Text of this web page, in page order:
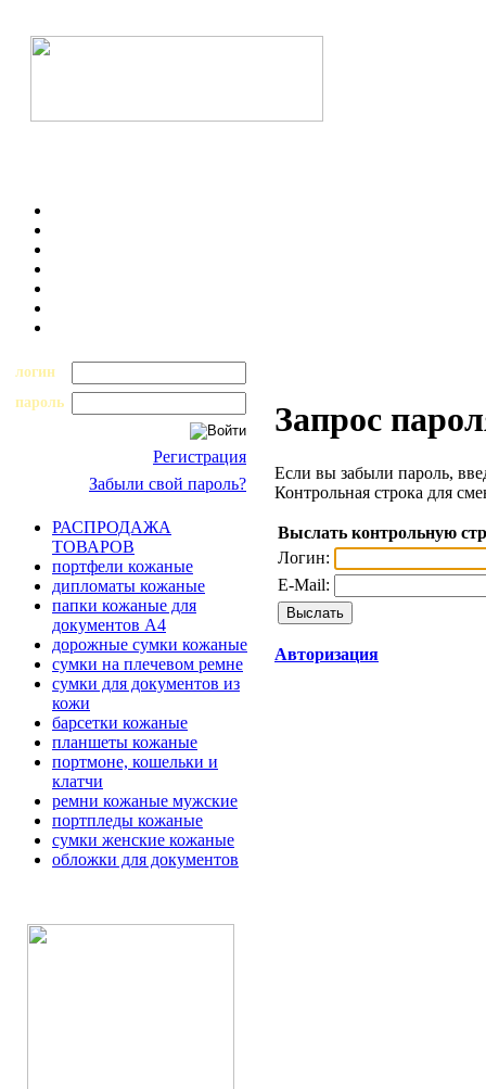
логин
пароль
Регистрация
Забыли свой пароль?
РАСПРОДАЖА
ТОВАРОВ
портфели кожаные
дипломаты кожаные
папки кожаные для
документов А4
дорожные сумки кожаные
сумки на плечевом ремне
сумки для документов из
кожи
барсетки кожаные
планшеты кожаные
портмоне, кошельки и
клатчи
ремни кожаные мужские
портпледы кожаные
сумки женские кожаные
обложки для документов
Запрос
Если вы забыли пароль,
Контрольная строка для
Выслать контрольную
Логин:
E-Mail:
Авторизация